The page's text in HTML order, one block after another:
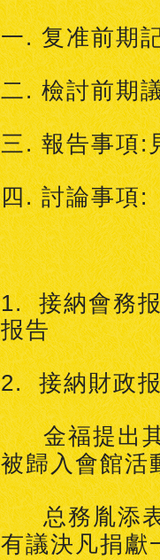
一. 复准前期
二. 檢討前期
三. 報告事項:
四. 討論事項:
1. 接納會務
报告
2. 接納財政
金福提出
被歸入會館活
总務胤添
有議決凡捐獻